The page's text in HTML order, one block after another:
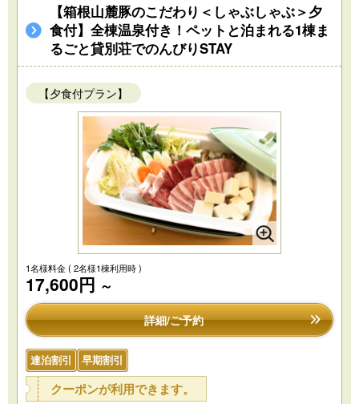
【箱根山麓豚のこだわり＜しゃぶしゃぶ＞夕
食付】全棟温泉付き！ペットと泊まれる1棟ま
るごと貸別荘でのんびりSTAY
【夕食付プラン】
1名様料金( 2名様1棟利用時 )
17,600円 ～
詳細/ご予約
連泊割引 早期割引
クーポンが利用できます。